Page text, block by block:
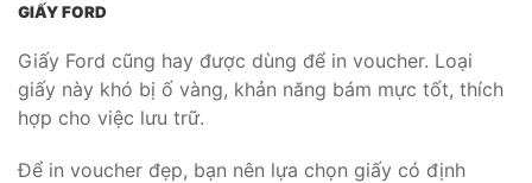
GIẤY FORD
Giấy Ford cũng hay được dùng để in voucher. Loại
giấy này khó bị ố vàng, khản năng bám mực tốt, thích
hợp cho việc lưu trữ.
Để in voucher đẹp, bạn nên lựa chọn giấy có định